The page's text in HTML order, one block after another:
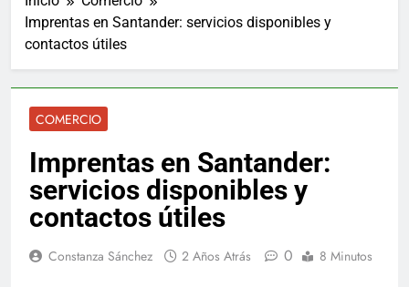
Imprentas en Santander: servicios disponibles y
contactos útiles
COMERCIO
Imprentas en Santander:
servicios disponibles y
contactos útiles
Constanza Sánchez 2 Años Atrás 0 8 Minutos